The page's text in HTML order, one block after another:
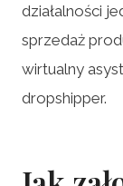
działalności
sprzedaż
wirtualny
dropshipper.